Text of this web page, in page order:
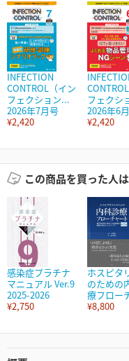
INFECTION
CONTROL（イン
フェクション...
2026年7月号
¥2,420
フェクシ
2026年6
¥2,420
この商品を買った人
感染症プラチナ
マニュアル Ver.9
2025-2026
¥2,750
ホスピタ
のための
療フロー
¥8,800